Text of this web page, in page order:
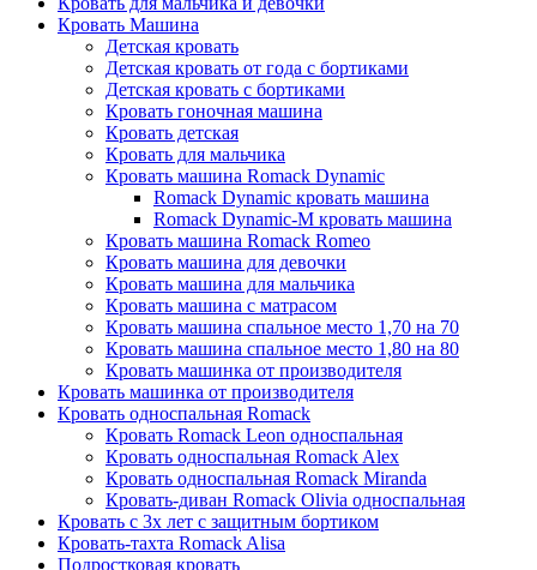
Кровать Машина
Детская кровать
Детская кровать от года с бортиками
Детская кровать с бортиками
Кровать гоночная машина
Кровать детская
Кровать для мальчика
Кровать машина Romack Dynamic
Romack Dynamic кровать машина
Romack Dynamic-M кровать машина
Кровать машина Romack Romeo
Кровать машина для девочки
Кровать машина для мальчика
Кровать машина с матрасом
Кровать машина спальное место 1,70 на 70
Кровать машина спальное место 1,80 на 80
Кровать машинка от производителя
Кровать машинка от производителя
Кровать односпальная Romack
Кровать Romack Leon односпальная
Кровать односпальная Romack Alex
Кровать односпальная Romack Miranda
Кровать-диван Romack Olivia односпальная
Кровать с 3х лет с защитным бортиком
Кровать-тахта Romack Alisa
Подростковая кровать